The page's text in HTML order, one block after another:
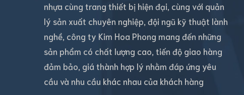
nhựa cùng trang thiết bị hiện đại, cùng với quản
lý sản xuất chuyên nghiệp, đội ngũ kỹ thuật lành
nghề, công ty Kim Hoa Phong mang đến những
sản phẩm có chất lượng cao, tiến độ giao hàng
đảm bảo, giá thành hợp lý nhằm đáp ứng yêu
cầu và nhu cầu khác nhau của khách hàng